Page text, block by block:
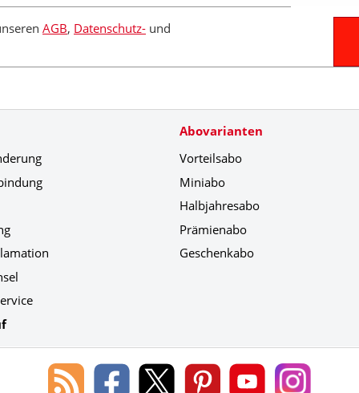
AGB, Datenschutz- und
Abovarianten
Vorteilsabo
Miniabo
Halbjahresabo
Prämienabo
Geschenkabo
Blog
des
Lorenz
Leserservice
Lorenz
Leserservice
Lorenz
Leserservice
Lorenz
Leserservice
Lorenz